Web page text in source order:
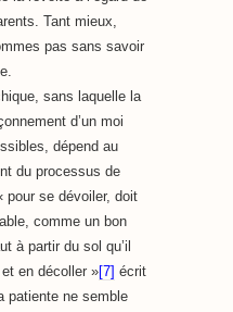
Tant mieux,
pas sans savoir
sans laquelle la
d’un moi
dépend au
du processus de
pour se dévoiler, doit
comme un bon
à partir du sol qu’il
en décoller »[7] écrit
patiente ne semble